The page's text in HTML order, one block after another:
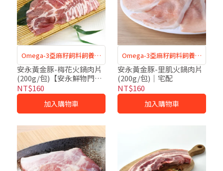
Omega-3亞麻籽飼料飼養，
肉質鮮嫩，口感佳
安永黃金豚-梅花火鍋肉片
(200g/包)【安永鮮物門市
自取】
NT$160
加入購物車
Omega-3亞麻籽飼料飼養，
肉質紮實有嚼勁
安永黃金豚-里肌火鍋肉片
(200g/包)｜宅配
NT$160
加入購物車